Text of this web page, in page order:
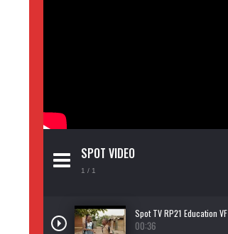
SPOT VIDEO
1 / 1
Spot TV RP21 Education VF
00:36